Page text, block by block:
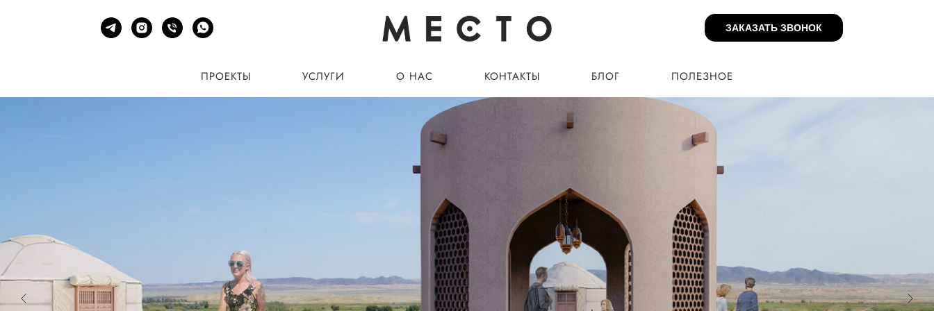
ЗАКАЗАТЬ ЗВОНОК
ПРОЕКТЫ УСЛУГИ О НАС КОНТАКТЫ БЛОГ ПОЛЕЗНОЕ
ЗАКАЗАТЬ ЗВОНОК
ПРОЕКТЫ УСЛУГИ О НАС КОНТАКТЫ БЛОГ ПОЛЕЗНОЕ